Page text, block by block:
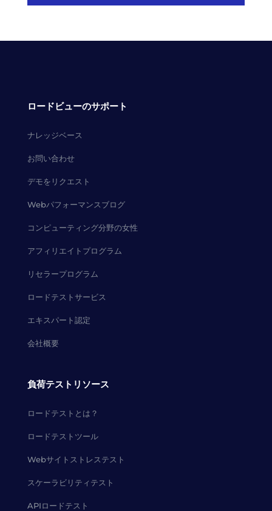
ロードビューのサポート
ナレッジベース
お問い合わせ
デモをリクエスト
Webパフォーマンスブログ
コンピューティング分野の女性
アフィリエイトプログラム
リセラープログラム
ロードテストサービス
エキスパート認定
会社概要
負荷テストリソース
ロードテストとは？
ロードテストツール
Webサイトストレステスト
スケーラビリティテスト
APIロードテスト